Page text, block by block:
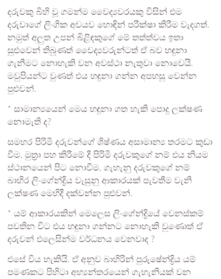
දරුවකු බිහි වූ ගමන්ම වෛද්‍යවරයකු විසින් එම
දරුවාගේ ලිංගික අවයව හොඳින් පරීක්ෂා කිරීම වැදගත්.
නමුත් අලුත උපන් බිළිඳකුගේ මේ තත්ත්වය ඉතා
සුළුවෙන් තිබුණත් වෛද්‍යවරුන්ටත් ඒ බව හඳුනා
ගැනීමට නොහැකි වන අවස්ථා නැතුවා නොවෙයි.
මවුපියන්ට වුණත් එය හඳුනා ගන්න අපහසු වෙන්න
පුළුවන්.
* සාමාන්‍යයෙන් මෙය හඳුනා ගත හැකි පොදු ලක්ෂණ
නොමැති ද?
සමහර පිරිමි දරුවන්ගේ ශිෂ්ණය අසාමාන්‍ය තරමට කුඩා
වීම, මුත්‍රා පහ කිරීමේ දී පිරිමි දරුවකුගේ නම් එය නියම
ස්ථානයෙන් පිට නොවීම, ගැහැනු දරුවකුගේ නම්
බාහිර ලිංගේන්ද්‍රිය වැසුනු ආකාරයක් පැවතීම වැනි
ලක්ෂණ මෙහිදී දක්වන්න පුළුවන්.
* යම් ආකාරයකින් මෙලෙස ලිංගේන්ද්‍රියේ වෙනස්කම්
පවතින විට එය හඳුනා ගන්නට නොහැකි වුණොත් ඒ
දරුවන් එලෙසින්ම වර්ධනය වෙනවාද ?
එසේ විය හැකියි. ඒ අනුව බාහිරින් පුරුෂේන්ද්‍රිය යම්
පමණකට පිහිටා අභ්‍යන්තරයෙන් ගැහැනියක් වන